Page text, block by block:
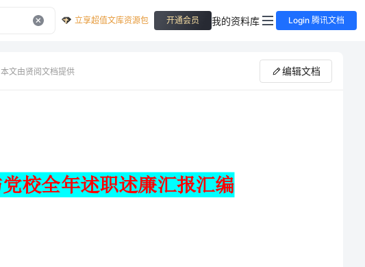
立享超值文库资源包 开通会员 我的资料库 Login 腾讯文档
本文由贤阅文档提供 编辑文档